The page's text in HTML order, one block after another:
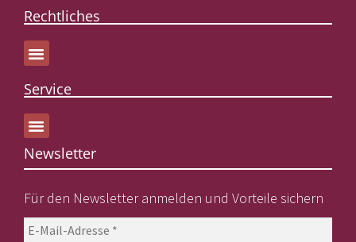
Rechtliches
Service
Newsletter
Für den Newsletter anmelden und Vorteile sichern